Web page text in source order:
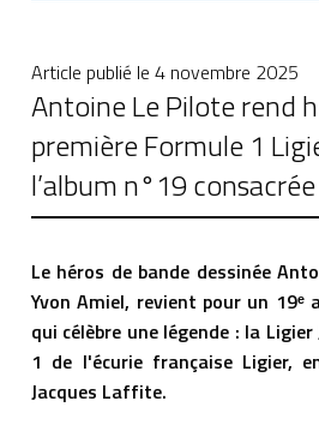
Article publié le 4 novembre 2025
Antoine Le Pilote rend
première Formule 1
l’album n°19
Le héros de bande dessinée
Yvon Amiel, revient pour un 19ᵉ
qui célèbre une légende : la
1 de l'écurie française Ligier,
Jacques Laffite.